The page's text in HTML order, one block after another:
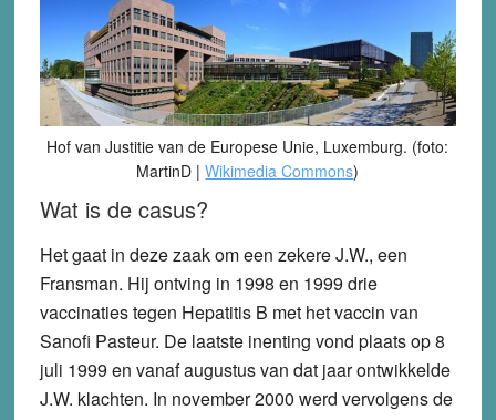
Hof van Justitie van de Europese Unie, Luxemburg. (foto:
MartinD |Wikimedia Commons)
Wat is de casus?
Het gaat in deze zaak om een zekere J.W., een
Fransman. Hij ontving in 1998 en 1999 drie
vaccinaties tegen Hepatitis B met het vaccin van
Sanofi Pasteur. De laatste inenting vond plaats op 8
juli 1999 en vanaf augustus van dat jaar ontwikkelde
J.W. klachten. In november 2000 werd vervolgens de